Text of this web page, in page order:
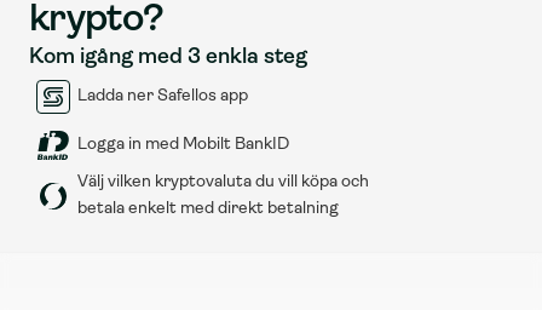
krypto?
Kom igång med 3 enkla steg
Ladda ner Safellos app
Logga in med Mobilt BankID
Välj vilken kryptovaluta du vill köpa och
betala enkelt med direkt betalning